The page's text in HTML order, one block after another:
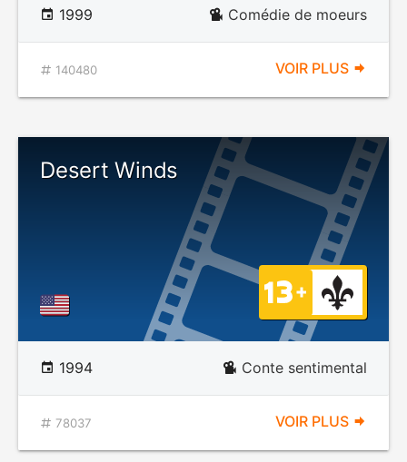
1999 Comédie de moeurs
140480 VOIR PLUS
Desert Winds
1994 Conte sentimental
78037 VOIR PLUS